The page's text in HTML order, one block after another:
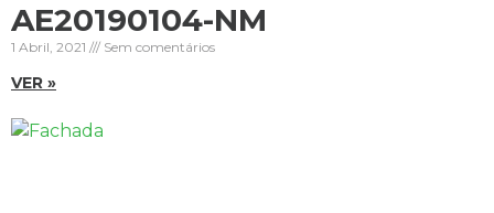
AE20190104-NM
1 Abril, 2021 Sem comentários
VER »